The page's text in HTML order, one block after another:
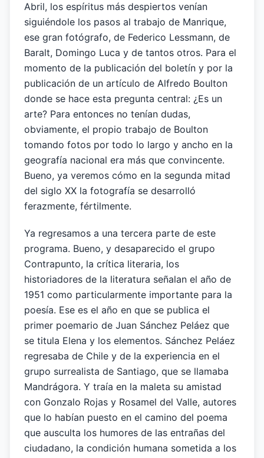
Abril, los espíritus más despiertos venían
siguiéndole los pasos al trabajo de Manrique,
ese gran fotógrafo, de Federico Lessmann, de
Baralt, Domingo Luca y de tantos otros. Para el
momento de la publicación del boletín y por la
publicación de un artículo de Alfredo Boulton
donde se hace esta pregunta central: ¿Es un
arte? Para entonces no tenían dudas,
obviamente, el propio trabajo de Boulton
tomando fotos por todo lo largo y ancho en la
geografía nacional era más que convincente.
Bueno, ya veremos cómo en la segunda mitad
del siglo XX la fotografía se desarrolló
ferazmente, fértilmente.
Ya regresamos a una tercera parte de este
programa. Bueno, y desaparecido el grupo
Contrapunto, la crítica literaria, los
historiadores de la literatura señalan el año de
1951 como particularmente importante para la
poesía. Ese es el año en que se publica el
primer poemario de Juan Sánchez Peláez que
se titula Elena y los elementos. Sánchez Peláez
regresaba de Chile y de la experiencia en el
grupo surrealista de Santiago, que se llamaba
Mandrágora. Y traía en la maleta su amistad
con Gonzalo Rojas y Rosamel del Valle, autores
que lo habían puesto en el camino del poema
que ausculta los humores de las entrañas del
ciudadano, la condición humana sometida a los